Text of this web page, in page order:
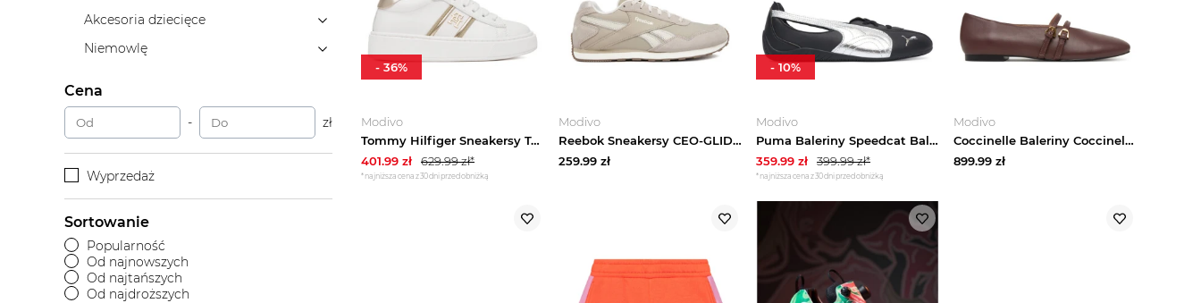
Akcesoria dziecięce
Niemowlę
Cena
- zł
Wyprzedaż
Sortowanie
Popularność
Od najnowszych
Od najtańszych
Od najdroższych
Modivo
Tommy Hilfiger Sneakersy T4A9-34421-1281 M Biały
401.99 zł 629.99zł*
*najniższa cena z 30 dni przed obniżką
- 36%
Modivo
Reebok Sneakersy CEO-GLIDE LOW 100230903 Beżowy
259.99 zł
Modivo
Puma Baleriny Speedcat Ballet Nova Metallic Wns 408342 02 Czarny
359.99 zł 399.99zł*
*najniższa cena z 30 dni przed obniżką
- 10%
Modivo
Coccinelle Baleriny Coccinellerisako Smooth E4 U6F 19 01 01 Bordowy
899.99 zł